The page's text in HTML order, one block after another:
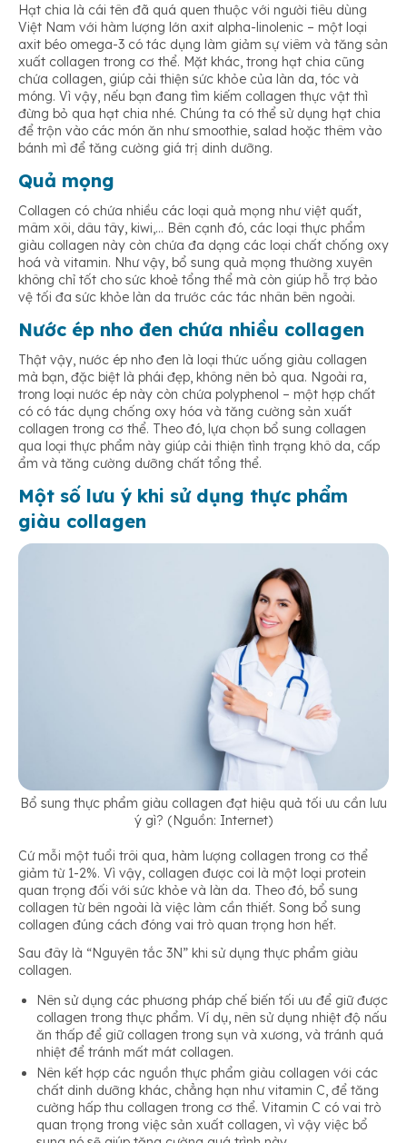
Hạt chia là cái tên đã quá quen thuộc với người tiêu dùng
Việt Nam với hàm lượng lớn axit alpha-linolenic – một loại
axit béo omega-3 có tác dụng làm giảm sự viêm và tăng sản
xuất collagen trong cơ thể. Mặt khác, trong hạt chia cũng
chứa collagen, giúp cải thiện sức khỏe của làn da, tóc và
móng. Vì vậy, nếu bạn đang tìm kiếm collagen thực vật thì
đừng bỏ qua hạt chia nhé. Chúng ta có thể sử dụng hạt chia
để trộn vào các món ăn như smoothie, salad hoặc thêm vào
bánh mì để tăng cường giá trị dinh dưỡng.
Quả mọng
Collagen có chứa nhiều các loại quả mọng như việt quất,
mâm xôi, dâu tây, kiwi,… Bên cạnh đó, các loại thực phẩm
giàu collagen này còn chứa đa dạng các loại chất chống oxy
hoá và vitamin. Như vậy, bổ sung quả mọng thường xuyên
không chỉ tốt cho sức khoẻ tổng thể mà còn giúp hỗ trợ bảo
vệ tối đa sức khỏe làn da trước các tác nhân bên ngoài.
Nước ép nho đen chứa nhiều collagen
Thật vậy, nước ép nho đen là loại thức uống giàu collagen
mà bạn, đặc biệt là phái đẹp, không nên bỏ qua. Ngoài ra,
trong loại nước ép này còn chứa polyphenol – một hợp chất
có có tác dụng chống oxy hóa và tăng cường sản xuất
collagen trong cơ thể. Theo đó, lựa chọn bổ sung collagen
qua loại thực phẩm này giúp cải thiện tình trạng khô da, cấp
ẩm và tăng cường dưỡng chất tổng thể.
Một số lưu ý khi sử dụng thực phẩm
giàu collagen
Bổ sung thực phẩm giàu collagen đạt hiệu quả tối ưu cần lưu
ý gì? (Nguồn: Internet)
Cứ mỗi một tuổi trôi qua, hàm lượng collagen trong cơ thể
giảm từ 1-2%. Vì vậy, collagen được coi là một loại protein
quan trọng đối với sức khỏe và làn da. Theo đó, bổ sung
collagen từ bên ngoài là việc làm cần thiết. Song bổ sung
collagen đúng cách đóng vai trò quan trọng hơn hết.
Sau đây là “Nguyên tắc 3N” khi sử dụng thực phẩm giàu
collagen.
Nên sử dụng các phương pháp chế biến tối ưu để giữ được
collagen trong thực phẩm. Ví dụ, nên sử dụng nhiệt độ nấu
ăn thấp để giữ collagen trong sụn và xương, và tránh quá
nhiệt để tránh mất mát collagen.
Nên kết hợp các nguồn thực phẩm giàu collagen với các
chất dinh dưỡng khác, chẳng hạn như vitamin C, để tăng
cường hấp thu collagen trong cơ thể. Vitamin C có vai trò
quan trọng trong việc sản xuất collagen, vì vậy việc bổ